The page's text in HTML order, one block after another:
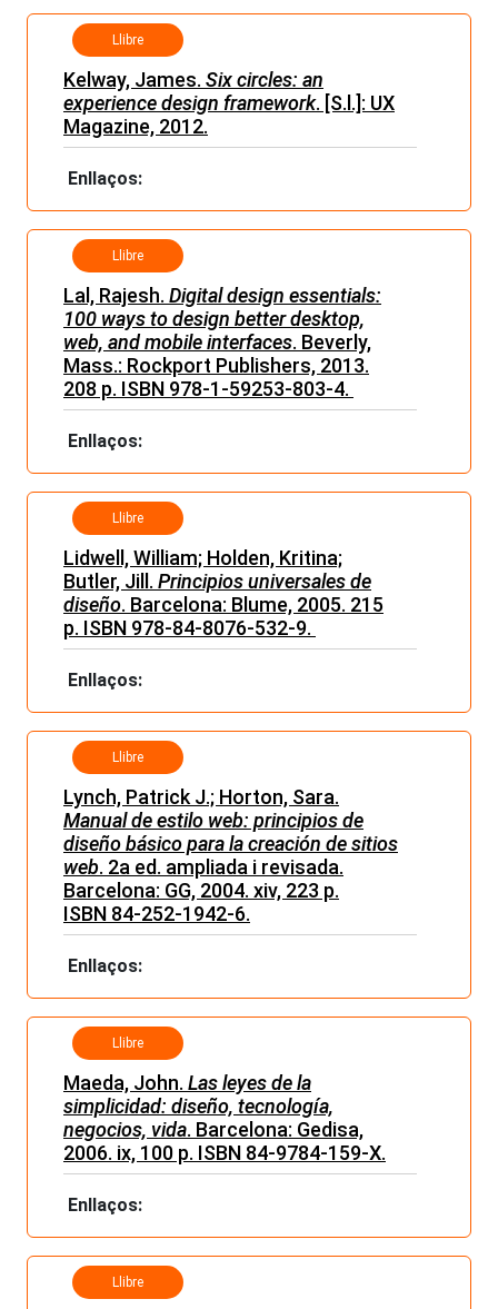
Llibre
Kelway, James. Six circles: an
experience design framework. [S.l.]: UX
Magazine, 2012.
Enllaços:
Llibre
Lal, Rajesh. Digital design essentials:
100 ways to design better desktop,
web, and mobile interfaces. Beverly,
Mass.: Rockport Publishers, 2013.
208 p. ISBN 978-1-59253-803-4.
Enllaços:
Llibre
Lidwell, William; Holden, Kritina;
Butler, Jill. Principios universales de
diseño. Barcelona: Blume, 2005. 215
p. ISBN 978-84-8076-532-9.
Enllaços:
Llibre
Lynch, Patrick J.; Horton, Sara.
Manual de estilo web: principios de
diseño básico para la creación de sitios
web. 2a ed. ampliada i revisada.
Barcelona: GG, 2004. xiv, 223 p.
ISBN 84-252-1942-6.
Enllaços:
Llibre
Maeda, John. Las leyes de la
simplicidad: diseño, tecnología,
negocios, vida. Barcelona: Gedisa,
2006. ix, 100 p. ISBN 84-9784-159-X.
Enllaços:
Llibre